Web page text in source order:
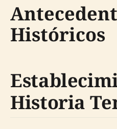
Históricos
Historia